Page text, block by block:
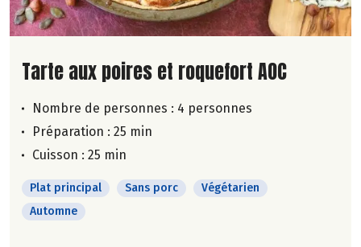
Lire la suite de la recette
Tarte aux poires et roquefort AOC
Nombre de personnes : 4 personnes
Préparation : 25 min
Cuisson : 25 min
Plat principal Sans porc
Végétarien
Automne